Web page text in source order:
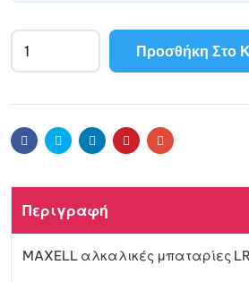
Προσθήκη Στο
l
r
FacebookTwitter LinkedinPinterestEmail
Περιγραφή
MAXELL αλκαλικές μπαταρίες